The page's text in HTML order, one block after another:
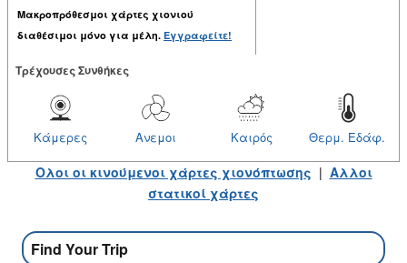
Μακροπρόθεσμοι χάρτες χιονιού
διαθέσιμοι μόνο για μέλη. Εγγραφείτε!
Tρέχουσες Συνθήκες
Θερμ. Εδάφ.
Καιρός
Ανεμοι
Κάμερες
Ολοι οι κινούμενοι χάρτες χιονόπτωσης | Αλλοι
στατικοί χάρτες
Find Your Trip